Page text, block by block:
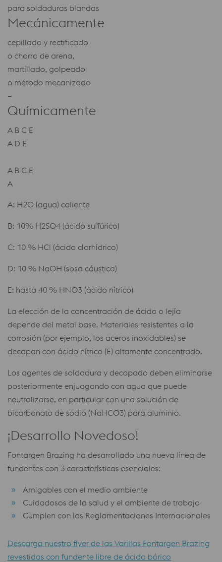
para soldaduras blandas
Mecánicamente
cepillado y rectificado
o chorro de arena,
martillado, golpeado
o método mecanizado
–
Químicamente
A B C E
A D E
A B C E
A
A: H2O (agua) caliente
B: 10% H2SO4 (ácido sulfúrico)
C: 10 % HCl (ácido clorhídrico)
D: 10 % NaOH (sosa cáustica)
E: hasta 40 % HNO3 (ácido nítrico)
La elección de la concentración de ácido o lejía
depende del metal base. Materiales resistentes a la
corrosión (por ejemplo, los aceros inoxidables) se
decapan con ácido nítrico (E) altamente concentrado.
Los agentes de soldadura y decapado deben eliminarse
posteriormente enjuagando con agua que puede
neutralizarse, en particular con una solución de
bicarbonato de sodio (NaHCO3) para aluminio.
¡Desarrollo Novedoso!
Fontargen Brazing ha desarrollado una nueva línea de
fundentes con 3 características esenciales:
Amigables con el medio ambiente
Cuidadosos de la salud y el ambiente de trabajo
Cumplen con las Reglamentaciones Internacionales
Descarga nuestro flyer de las Varillas Fontargen Brazing
revestidas con fundente libre de ácido bórico